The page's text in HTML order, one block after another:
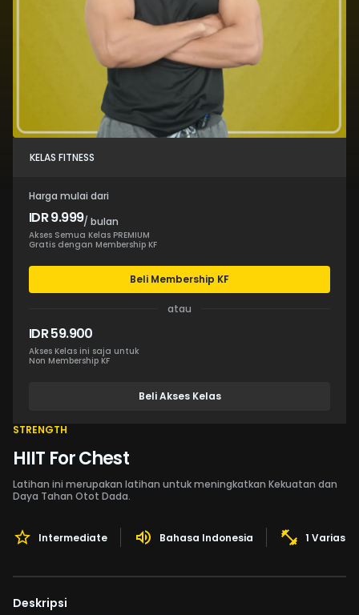
KELAS FITNESS
Harga mulai dari
IDR 9.999/ bulan
Akses Semua Kelas PREMIUM
Gratis dengan Membership KF
Beli Membership KF
atau
IDR 59.900
Akses Kelas ini saja untuk
Non Membership KF
Beli Akses Kelas
STRENGTH
HIIT For Chest
Latihan ini merupakan latihan untuk meningkatkan Kekuatan dan
Daya Tahan Otot Dada.
Intermediate Bahasa Indonesia 1 Variasi
Deskripsi